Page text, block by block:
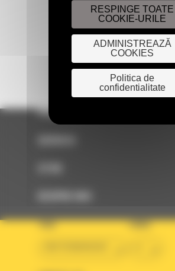
Scrieti-ne
TRIMITETI O CERERE
PRODUSE
TARA LIMBA
RESPINGE TOATE
COOKIE-URILE
ADMINISTREAZĂ
COOKIES
Politica de
confidentialitate